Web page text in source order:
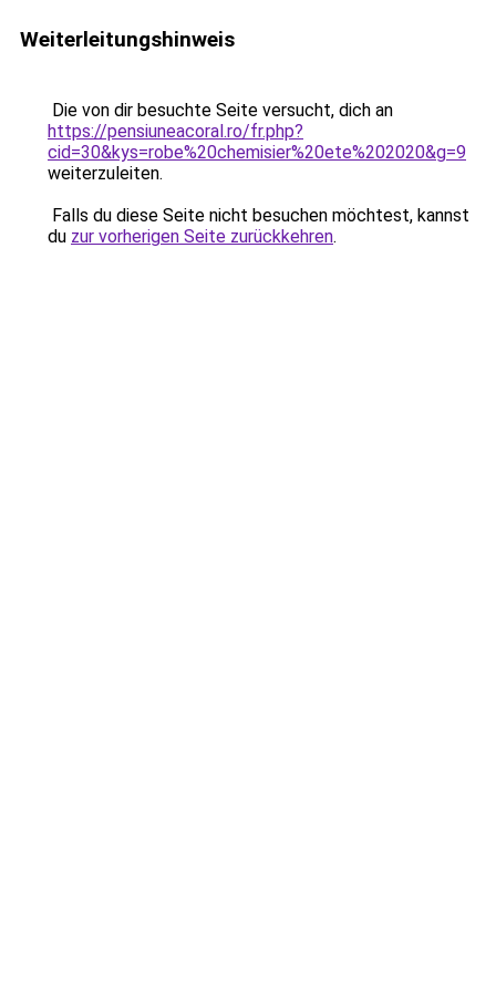
Weiterleitungshinweis
Die von dir besuchte Seite versucht, dich an
https://pensiuneacoral.ro/fr.php?
cid=30&kys=robe%20chemisier%20ete%202020&g=9
weiterzuleiten.
Falls du diese Seite nicht besuchen möchtest, kannst
du zur vorherigen Seite zurückkehren.